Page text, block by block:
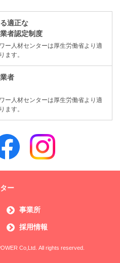
適正な
者認定制度
ー人材センターは厚生労働省より適
ます。
者
ー人材センターは厚生労働省より適
ます。
ー
事業所
採用情報
Co,Ltd. All rights reserved.